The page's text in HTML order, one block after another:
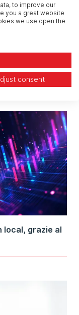
adottare
necessario
possano
local, grazie al
to improve our
you a great website
we use open the
consent